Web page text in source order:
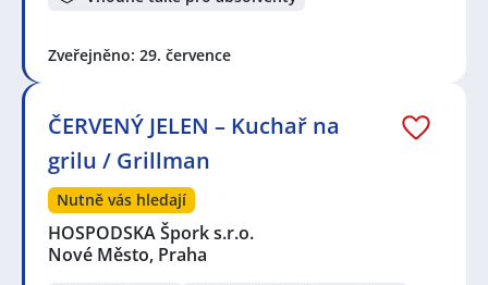
Zveřejněno: 29. července
ČERVENÝ JELEN – Kuchař na
grilu / Grillman
Nutně vás hledají
HOSPODSKA Špork s.r.o.
Nové Město, Praha